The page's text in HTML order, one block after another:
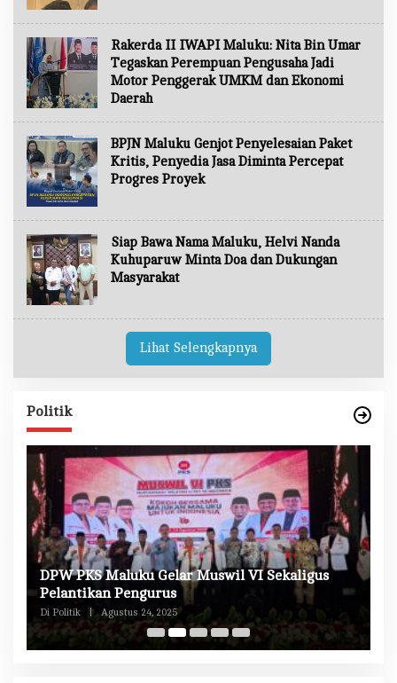
Rakerda II IWAPI Maluku: Nita Bin Umar
Tegaskan Perempuan Pengusaha Jadi
Motor Penggerak UMKM dan Ekonomi
Daerah
BPJN Maluku Genjot Penyelesaian Paket
Kritis, Penyedia Jasa Diminta Percepat
Progres Proyek
Siap Bawa Nama Maluku, Helvi Nanda
Kuhuparuw Minta Doa dan Dukungan
Masyarakat
Lihat Selengkapnya
Politik
DPW PKS Maluku Gelar Muswil VI Sekaligus
Pelantikan Pengurus
Di Politik Agustus 24, 2025